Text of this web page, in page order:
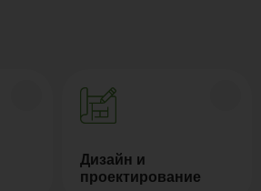
Дизайн и
проектирование